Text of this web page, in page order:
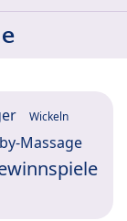
Wickeln
Massage